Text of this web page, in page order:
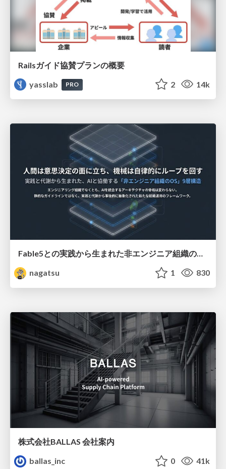
Railsガイド協賛プランの概要
yasslab
PRO 2 14k
Fable5との実践から生まれた非エンジニア組織のループエンジニアリング
nagatsu
1 830
株式会社BALLAS 会社案内
ballas_inc
0 41k